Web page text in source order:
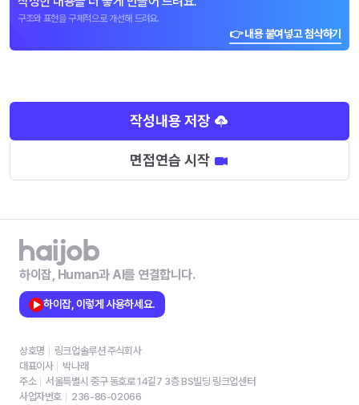
구조와 표현을 구체적으로 개선해 드려요.
👉 내용 붙여넣고 첨삭하기
작성내용 저장
면접연습 시작
하이잡, Human과 AI를 연결합니다.
하이잡, 이렇게 사용하세요.
상호명
링크업솔루션 주식회사
대표이사
박나래
주소
서울특별시 중구 동호로 14길7 3층 BS빌딩 링크업센터
사업자번호
236-86-02066